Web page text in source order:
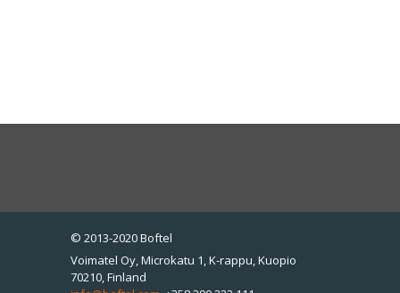
© 2013-2020 Boftel
Voimatel Oy, Microkatu 1, K-rappu, Kuopio
70210, Finland